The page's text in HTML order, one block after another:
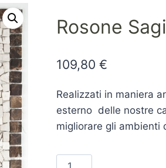
Rosone
109,80 €
Realizzati in maniera
esterno delle nostre
migliorare gli ambienti
Rosone